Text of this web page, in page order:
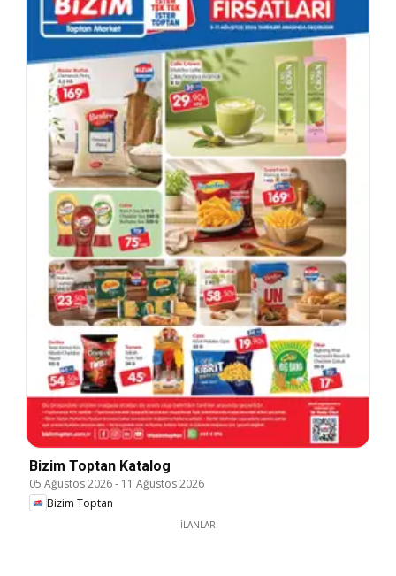
Bizim Toptan Katalog
05 Ağustos 2026- 11 Ağustos 2026
Bizim Toptan
İLANLAR